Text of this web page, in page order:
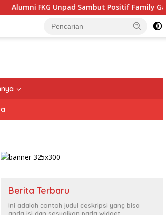
Positif Family Gathering, Buka
Berita Terbaru
Ini adalah contoh judul deskripsi yang bisa
anda isi dan sesuaikan pada widget